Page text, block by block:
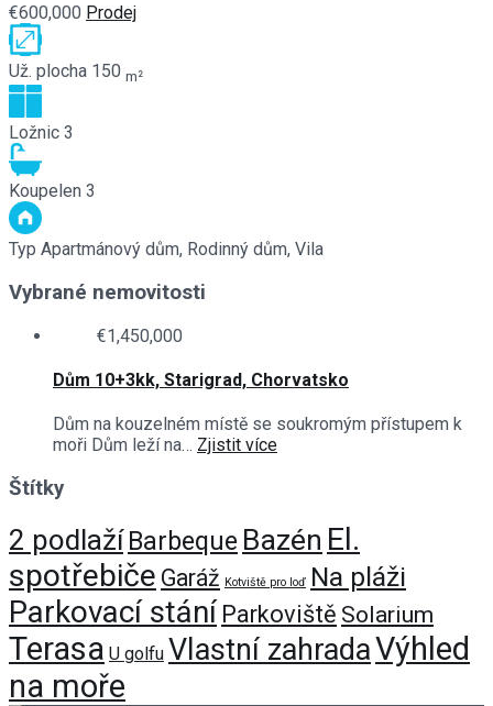
€600,000 Prodej
Už. plocha 150 m²
Ložnic 3
Koupelen 3
Typ Apartmánový dům, Rodinný dům, Vila
Vybrané nemovitosti
€1,450,000
Dům 10+3kk, Starigrad, Chorvatsko
Dům na kouzelném místě se soukromým přístupem k
moři Dům leží na… Zjistit více
Štítky
2 podlaží Barbeque Bazén El.
spotřebiče Garáž Kotviště pro loď Na pláži
Parkovací stání Parkoviště Solarium
Terasa U golfu Vlastní zahradaVýhled
na moře